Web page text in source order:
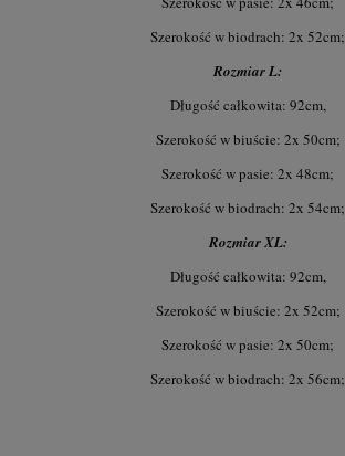
Szerokość w biodrach: 2x 52cm;
Rozmiar L:
Długość całkowita: 92cm,
Szerokość w biuście: 2x 50cm;
Szerokość w pasie: 2x 48cm;
Szerokość w biodrach: 2x 54cm;
Rozmiar XL:
Długość całkowita: 92cm,
Szerokość w biuście: 2x 52cm;
Szerokość w pasie: 2x 50cm;
Szerokość w biodrach: 2x 56cm;